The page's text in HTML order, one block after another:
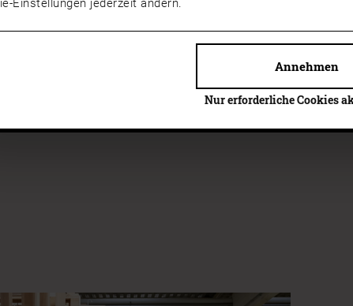
Einstellungen jederzeit ändern.
Nur erforderliche Cookies
Annehmen
Charakter verleihen.